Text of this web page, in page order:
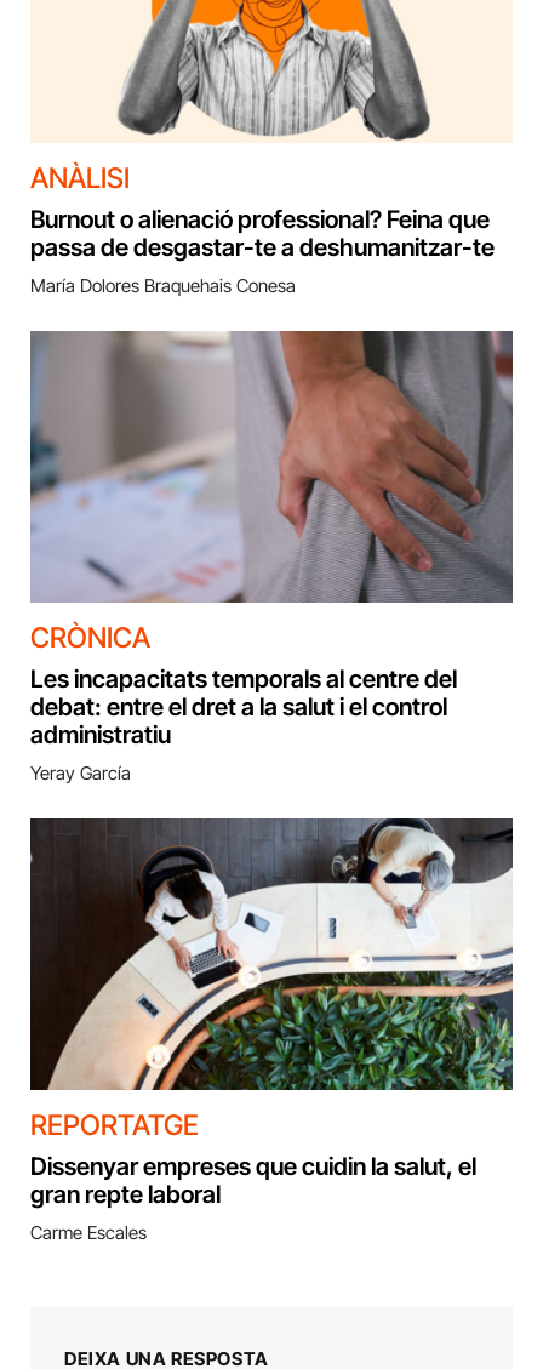
ANÀLISI
Burnout o alienació professional? Feina que
passa de desgastar-te a deshumanitzar-te
María Dolores Braquehais Conesa
CRÒNICA
Les incapacitats temporals al centre del
debat: entre el dret a la salut i el control
administratiu
Yeray García
REPORTATGE
Dissenyar empreses que cuidin la salut, el
gran repte laboral
Carme Escales
DEIXA UNA RESPOSTA